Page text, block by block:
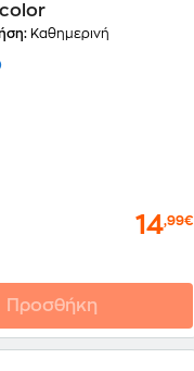
Καθημερινή
14,99€
Προσθήκη